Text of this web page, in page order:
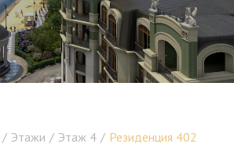
/ Этажи / Этаж 4 / Резиденция 402
1